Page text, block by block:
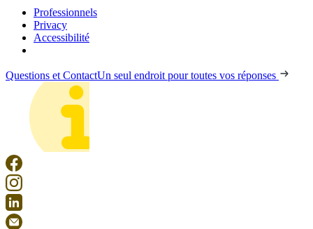
Professionnels
Privacy
Accessibilité
Questions et ContactUn seul endroit pour toutes vos réponses